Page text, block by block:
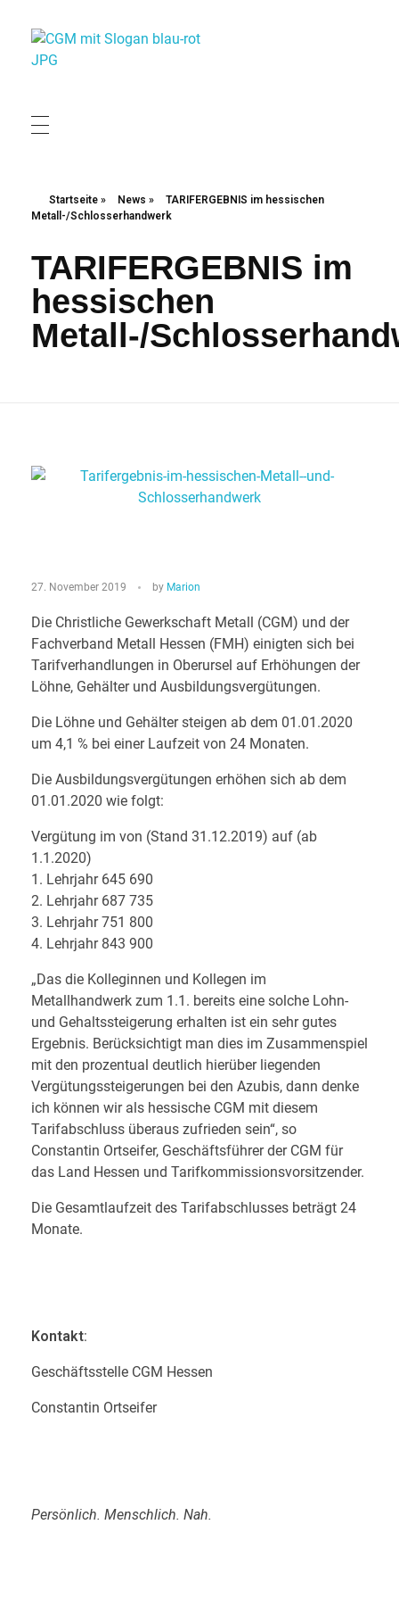
Startseite » News »
TARIFERGEBNIS im hessischen
Metall-/Schlosserhandwerk
TARIFERGEBNIS im
hessischen
Metall-/
T
A
R
I
F
R
G
E
B
N
I
S
i
m
h
e
s
s
c
h
M
27. November 2019 by Marion
Die Christliche Gewerkschaft Metall (CGM) und der
Fachverband Metall Hessen (FMH) einigten sich bei
Tarifverhandlungen in Oberursel auf Erhöhungen der
Löhne, Gehälter und Ausbildungsvergütungen.
Die Löhne und Gehälter steigen ab dem 01.01.2020
um 4,1 % bei einer Laufzeit von 24 Monaten.
Die Ausbildungsvergütungen erhöhen sich ab dem
01.01.2020 wie folgt:
Vergütung im von (Stand 31.12.2019) auf (ab
1.1.2020)
1. Lehrjahr 645 690
2. Lehrjahr 687 735
3. Lehrjahr 751 800
4. Lehrjahr 843 900
„Das die Kolleginnen und Kollegen im
Metallhandwerk zum 1.1. bereits eine solche Lohn-
und Gehaltssteigerung erhalten ist ein sehr gutes
Ergebnis. Berücksichtigt man dies im Zusammenspiel
mit den prozentual deutlich hierüber liegenden
Vergütungssteigerungen bei den Azubis, dann denke
ich können wir als hessische CGM mit diesem
Tarifabschluss überaus zufrieden sein“, so
Constantin Ortseifer, Geschäftsführer der CGM für
das Land Hessen und Tarifkommissionsvorsitzender.
Die Gesamtlaufzeit des Tarifabschlusses beträgt 24
Monate.
Kontakt:
Geschäftsstelle CGM Hessen
Constantin Ortseifer
Persönlich. Menschlich. Nah.